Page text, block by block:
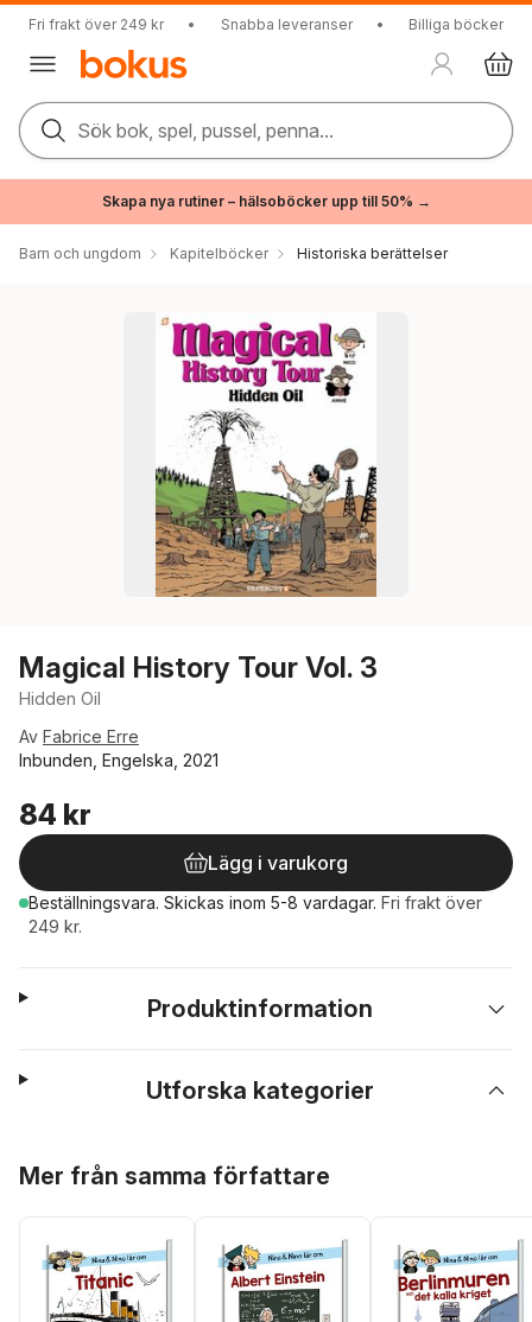
Fri frakt över 249 kr • Snabba leveranser • Billiga böcker
Sök bok, spel, pussel, penna...
Skapa nya rutiner – hälsoböcker upp till 50% →
Barn och ungdom Kapitelböcker Historiska berättelser
Magical History Tour Vol. 3
Hidden Oil
Av Fabrice Erre
Inbunden, Engelska, 2021
84 kr
Lägg i varukorg
Beställningsvara. Skickas inom 5-8 vardagar. Fri frakt över
249 kr.
Produktinformation
Utforska kategorier
Mer från samma författare